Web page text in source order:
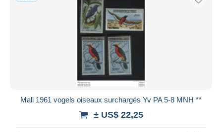
Mali 1961 vogels oiseaux surchargés Yv PA 5-8 MNH **
± US$ 22,25